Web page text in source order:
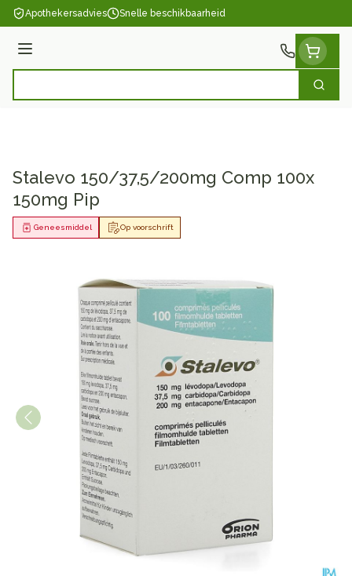
Ga naar de inhoud
Apothekersadvies Snelle beschikbaarheid
Menu
Zoek
Stalevo 150/37,5/200mg Comp 100x
150mg Pip
Op voorschrift
Geneesmiddel